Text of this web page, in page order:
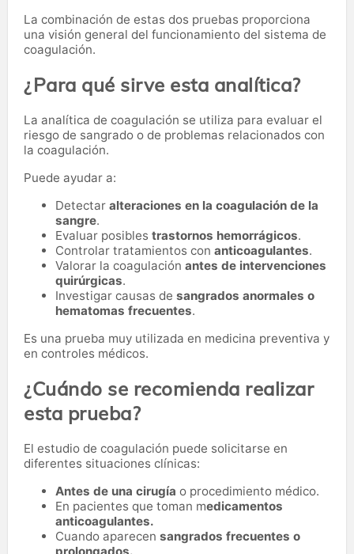
La combinación de estas dos pruebas proporciona
una visión general del funcionamiento del sistema de
coagulación.
¿Para qué sirve esta analítica?
La analítica de coagulación se utiliza para evaluar el
riesgo de sangrado o de problemas relacionados con
la coagulación.
Puede ayudar a:
Detectar alteraciones en la coagulación de la
sangre.
Evaluar posibles trastornos hemorrágicos.
Controlar tratamientos con anticoagulantes.
Valorar la coagulación antes de intervenciones
quirúrgicas.
Investigar causas de sangrados anormales o
hematomas frecuentes.
Es una prueba muy utilizada en medicina preventiva y
en controles médicos.
¿Cuándo se recomienda realizar
esta prueba?
El estudio de coagulación puede solicitarse en
diferentes situaciones clínicas:
Antes de una cirugía o procedimiento médico.
En pacientes que toman medicamentos
anticoagulantes.
Cuando aparecen sangrados frecuentes o